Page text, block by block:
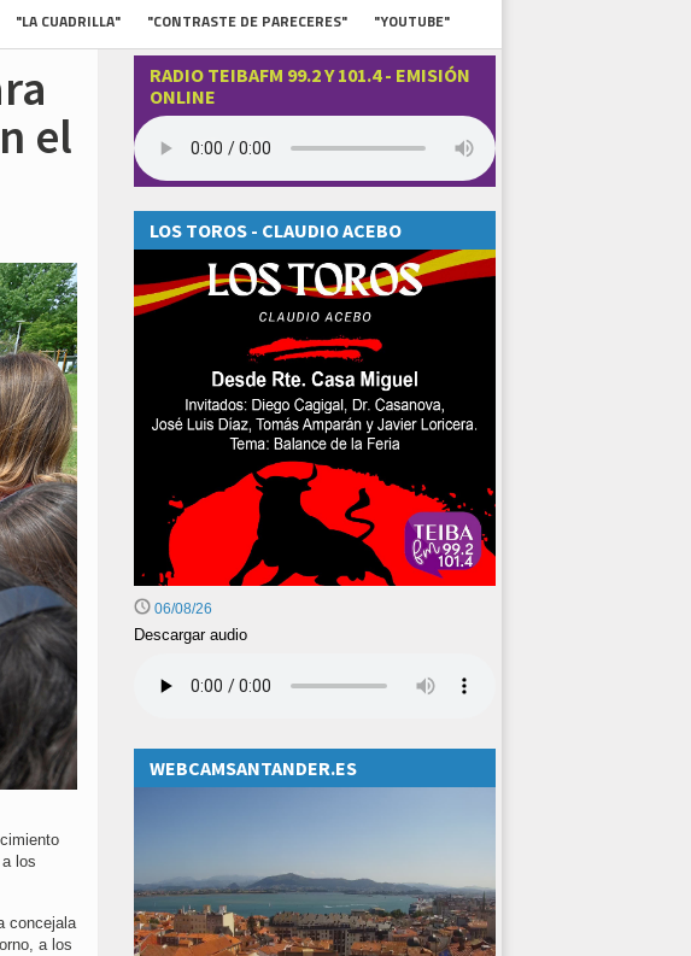
"LA CUADRILLA" "CONTRASTE DE PARECERES" "YOUTUBE"
el
los
concejala
a los
RADIO TEIBAFM 99.2 Y 101.4 - EMISIÓN
ONLINE
LOS TOROS - CLAUDIO ACEBO
06/08/26
Descargar audio
WEBCAMSANTANDER.ES